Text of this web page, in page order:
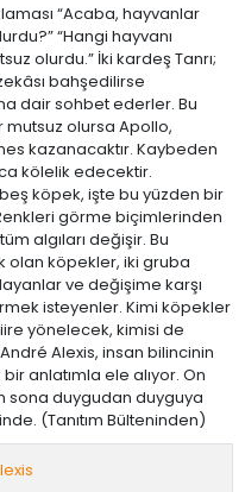
“Acaba, hayvanlar
“Hangi hayvanı
olurdu.” İki kardeş Tanrı;
bahşedilirse
dair sohbet ederler. Bu
olursa Apollo,
kazanacaktır. Kaybeden
kölelik edecektir.
köpek, işte bu yüzden bir
görme biçimlerinden
algıları değişir. Bu
olan köpekler, iki gruba
ve değişime karşı
isteyenler. Kimi köpekler
yönelecek, kimisi de
Alexis, insan bilincinin
anlatımla ele alıyor. On
sona duygudan duyguya
(Tanıtım Bülteninden)